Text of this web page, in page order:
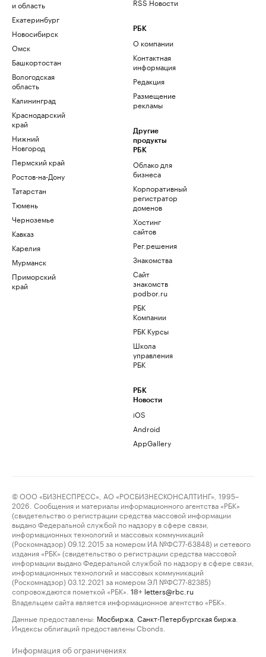
и область
Екатеринбург
Новосибирск
Омск
Башкортостан
Вологодская
область
Калининград
Краснодарский
край
Нижний
Новгород
Пермский край
Ростов-на-Дону
Татарстан
Тюмень
Черноземье
Кавказ
Карелия
Мурманск
Приморский
край
РБК
О компании
Контактная
информация
Редакция
Размещение
рекламы
Другие
продукты
РБК
Облако для
бизнеса
Корпоративный
регистратор
доменов
Хостинг
сайтов
Рег.решения
Знакомства
Сайт
знакомств
podbor.ru
РБК
Компании
РБК Курсы
Школа
управления
РБК
РБК
Новости
iOS
Android
AppGallery
© ООО «БИЗНЕСПРЕСС», АО «РОСБИЗНЕСКОНСАЛТИНГ», 1995–
2026. Сообщения и материалы информационного агентства «РБК»
(свидетельство о регистрации средства массовой информации
выдано Федеральной службой по надзору в сфере связи,
информационных технологий и массовых коммуникаций
(Роскомнадзор) 09.12.2015 за номером ИА №ФС77-63848) и сетевого
издания «РБК» (свидетельство о регистрации средства массовой
информации выдано Федеральной службой по надзору в сфере связи,
информационных технологий и массовых коммуникаций
(Роскомнадзор) 03.12.2021 за номером ЭЛ №ФС77-82385)
сопровождаются пометкой «РБК».
18+ letters@rbc.ru
Владельцем сайта является информационное агентство «РБК».
Данные предоставлены: Мосбиржа Санкт-Петербургская биржа
Индексы облигаций предоставлены Cbonds.
Информация об ограничениях